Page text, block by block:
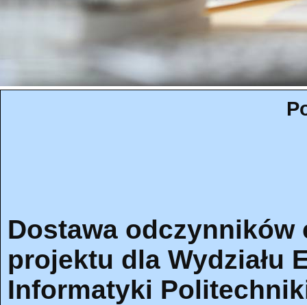
Dostawa
projektu dla Wydziału
Informatyki